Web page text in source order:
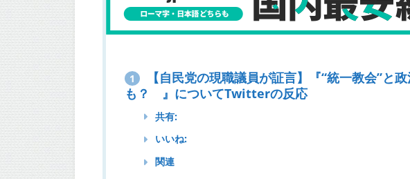
1
【自民党の現職議員が証言】『“統一教会”と
も？ 』についてTwitterの反応
共有:
いいね:
関連